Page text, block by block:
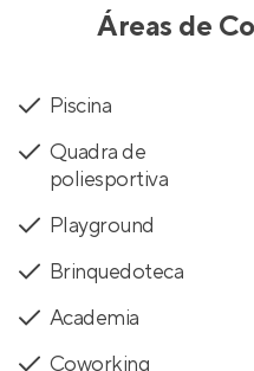
Áreas de
Piscina
Quadra de
poliesportiva
Playground
Brinquedoteca
Academia
Coworking